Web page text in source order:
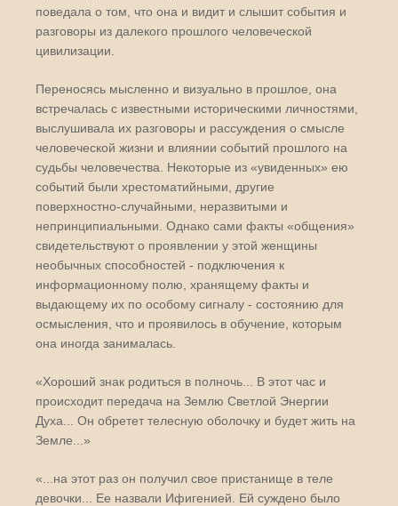
поведала о том, что она и видит и слышит события и
разговоры из далекого прошлого человеческой
цивилизации.
Переносясь мысленно и визуально в прошлое, она
встречалась с известными историческими личностями,
выслушивала их разговоры и рассуждения о смысле
человеческой жизни и влиянии событий прошлого на
судьбы человечества. Некоторые из «увиденных» ею
событий были хрестоматийными, другие
поверхностно-случайными, неразвитыми и
непринципиальными. Однако сами факты «общения»
свидетельствуют о проявлении у этой женщины
необычных способностей - подключения к
информационному полю, хранящему факты и
выдающему их по особому сигналу - состоянию для
осмысления, что и проявилось в обучение, которым
она иногда занималась.
«Хороший знак родиться в полночь... В этот час и
происходит передача на Землю Светлой Энергии
Духа... Он обретет телесную оболочку и будет жить на
Земле...»
«...на этот раз он получил свое пристанище в теле
девочки... Ее назвали Ифигенией. Ей суждено было